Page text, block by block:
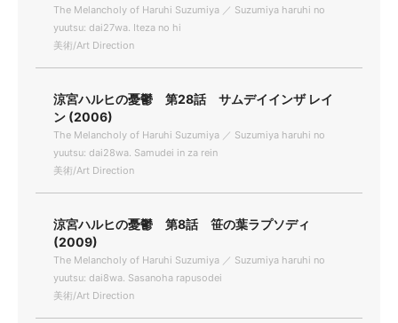
The Melancholy of Haruhi Suzumiya ／ Suzumiya haruhi no
yuutsu: dai27wa. Iteza no hi
美術/Art Direction
涼宮ハルヒの憂鬱 第28話 サムデイインザ レイ
ン (2006)
The Melancholy of Haruhi Suzumiya ／ Suzumiya haruhi no
yuutsu: dai28wa. Samudei in za rein
美術/Art Direction
涼宮ハルヒの憂鬱 第8話 笹の葉ラプソディ
(2009)
The Melancholy of Haruhi Suzumiya ／ Suzumiya haruhi no
yuutsu: dai8wa. Sasanoha rapusodei
美術/Art Direction